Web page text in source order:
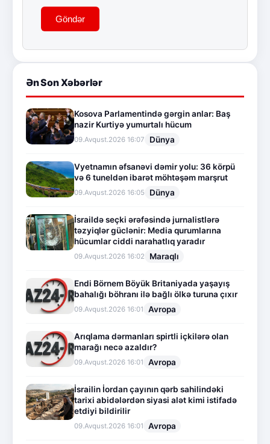
Göndər
Ən Son Xəbərlər
Kosova Parlamentində gərgin anlar: Baş
nazir Kurtiyə yumurtalı hücum
09.Avqust.2026 16:07 Dünya
Vyetnamın əfsanəvi dəmir yolu: 36 körpü
və 6 tuneldən ibarət möhtəşəm marşrut
09.Avqust.2026 16:05 Dünya
İsraildə seçki ərəfəsində jurnalistlərə
təzyiqlər güclənir: Media qurumlarına
hücumlar ciddi narahatlıq yaradır
09.Avqust.2026 16:02 Maraqlı
Endi Börnem Böyük Britaniyada yaşayış
bahalığı böhranı ilə bağlı ölkə turuna çıxır
09.Avqust.2026 16:01 Avropa
Arıqlama dərmanları spirtli içkilərə olan
marağı necə azaldır?
09.Avqust.2026 16:01 Avropa
İsrailin İordan çayının qərb sahilindəki
tarixi abidələrdən siyasi alət kimi istifadə
etdiyi bildirilir
09.Avqust.2026 16:01 Avropa